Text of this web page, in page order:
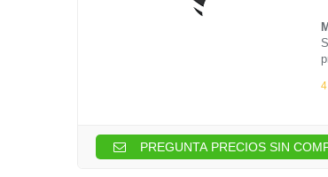
PREGUNTA PRECIOS SIN